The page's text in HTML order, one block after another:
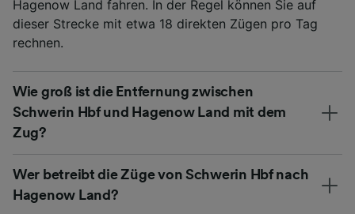
Hagenow Land fahren. In der Regel können Sie auf
dieser Strecke mit etwa 18 direkten Zügen pro Tag
rechnen.
Wie groß ist die Entfernung zwischen
Schwerin Hbf und Hagenow Land mit dem
Zug?
Wer betreibt die Züge von Schwerin Hbf nach
Hagenow Land?